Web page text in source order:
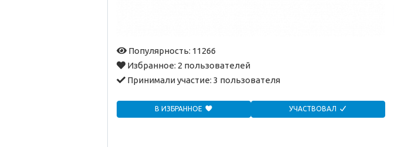
Популярность: 11266
Избранное: 2 пользователей
Принимали участие: 3 пользователя
В ИЗБРАННОЕ УЧАСТВОВАЛ